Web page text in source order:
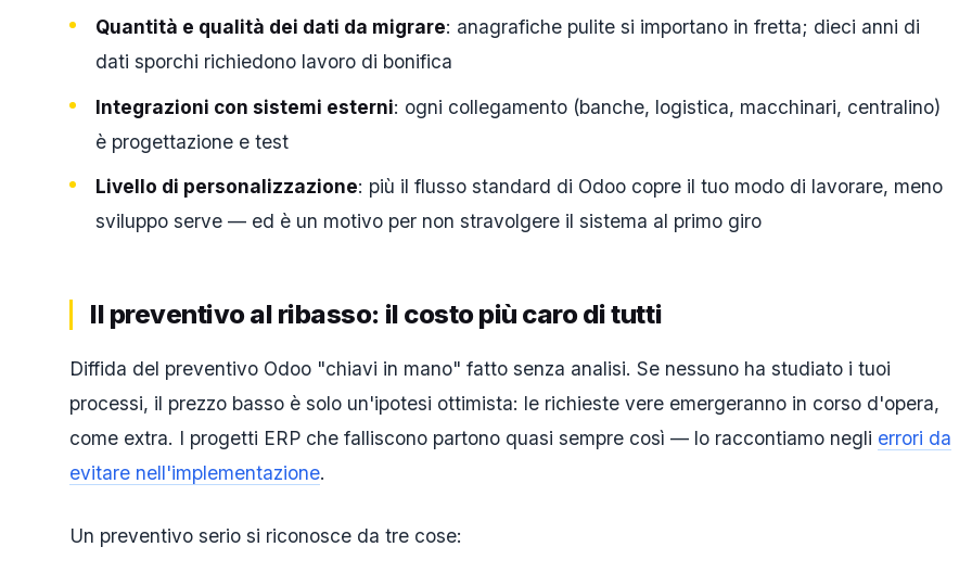
Quantità e qualità dei dati da migrare: anagrafiche pulite si importano in fretta; dieci anni di
dati sporchi richiedono lavoro di bonifica
Integrazioni con sistemi esterni: ogni collegamento (banche, logistica, macchinari, centralino)
è progettazione e test
Livello di personalizzazione: più il flusso standard di Odoo copre il tuo modo di lavorare, meno
sviluppo serve — ed è un motivo per non stravolgere il sistema al primo giro
Il preventivo al ribasso: il costo più caro di tutti
Diffida del preventivo Odoo "chiavi in mano" fatto senza analisi. Se nessuno ha studiato i tuoi
processi, il prezzo basso è solo un'ipotesi ottimista: le richieste vere emergeranno in corso d'opera,
come extra. I progetti ERP che falliscono partono quasi sempre così — lo raccontiamo negli errori da
evitare nell'implementazione.
Un preventivo serio si riconosce da tre cose: